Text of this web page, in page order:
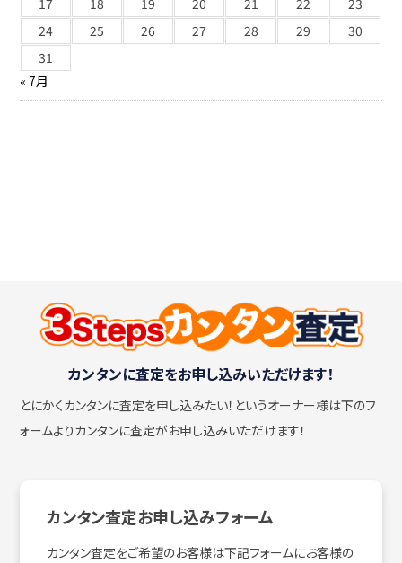
24
25 26 27 28 29
30
31
« 7月
カンタンに査定をお申し込みいただけます！
とにかくカンタンに査定を申し込みたい！ というオーナー様は下のフ
ォームよりカンタンに査定がお申し込みいただけます！
カンタン査定お申し込みフォーム
カンタン査定をご希望のお客様は下記フォームにお客様の